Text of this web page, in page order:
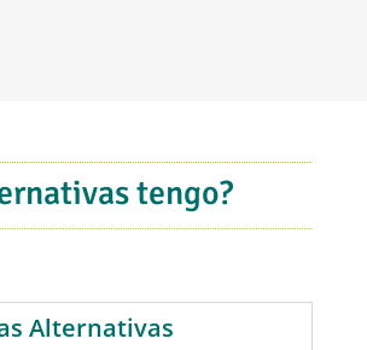
tengo?
Alternativas